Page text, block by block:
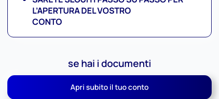
L’APERTURA DEL VOSTRO
CONTO
se hai i documenti
Apri subito il tuo conto